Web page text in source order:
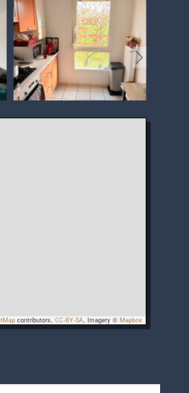
contributors,CC-BY-SA, Imagery ©Mapbox